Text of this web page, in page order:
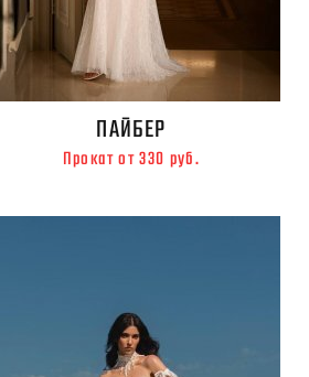
ПАЙБЕР
Прокат от 330 руб.